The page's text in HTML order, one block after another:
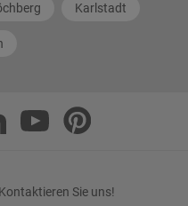
Karlstadt
Sie uns!